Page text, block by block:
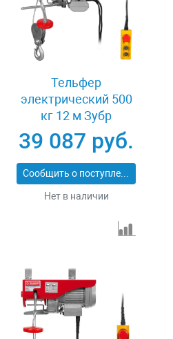
Тельфер
электрический 500
кг 12 м Зубр
ЗЭТ-1000
39 087 руб.
Сообщить о поступлении
Нет в наличии